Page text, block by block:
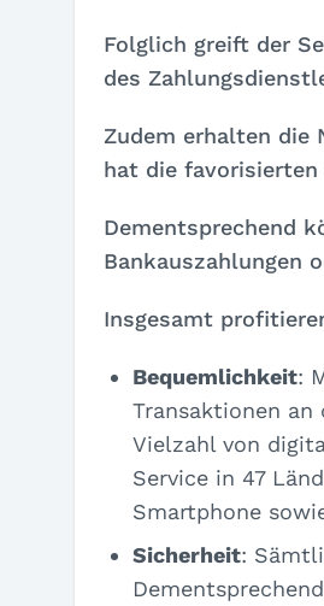
Folglich greift der
des
Zudem erhalten die
hat die
Dementsprechend
Bankauszahlungen
Insgesamt
Bequemlichkeit:
Transaktionen an
Vielzahl von
Service in 47
Smartphone
Sicherheit: